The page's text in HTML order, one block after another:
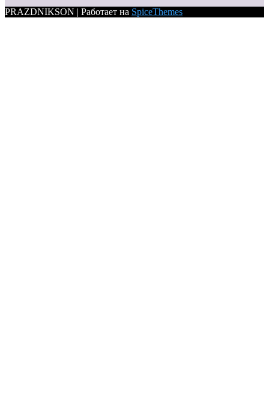
PRAZDNIKSON | Работает на SpiceThemes